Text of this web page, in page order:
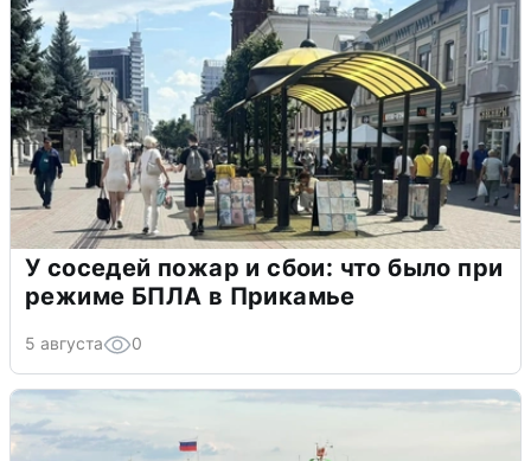
У соседей пожар и сбои: что было при
режиме БПЛА в Прикамье
5 августа 0